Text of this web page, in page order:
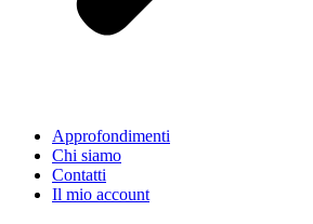
Approfondimenti
Chi siamo
Contatti
Il mio account